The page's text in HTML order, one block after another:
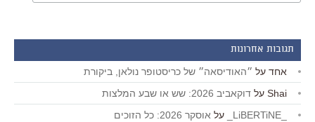
תגובות אחרונות
אחד על ״האודיסאה״ של כריסטופר נולאן, ביקורת
Shai על דוקאביב 2026: שש או שבע המלצות
על אוסקר 2026: כל הזוכים